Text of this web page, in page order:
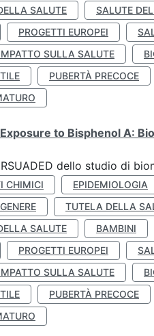
SALUTE
SALUTE
PROGETTI EUROPEI
SULLA SALUTE
PUBERTÀ PRECOCE
to Bisphenol A:
dello studio di
CHIMICI EPIDEMIOLOGIA
TUTELA DELLA
SALUTE
BAMBINI
PROGETTI EUROPEI
SULLA SALUTE
PUBERTÀ PRECOCE